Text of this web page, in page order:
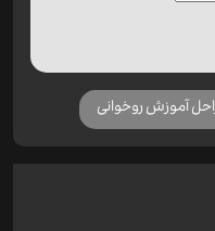
آموزش روخوانی